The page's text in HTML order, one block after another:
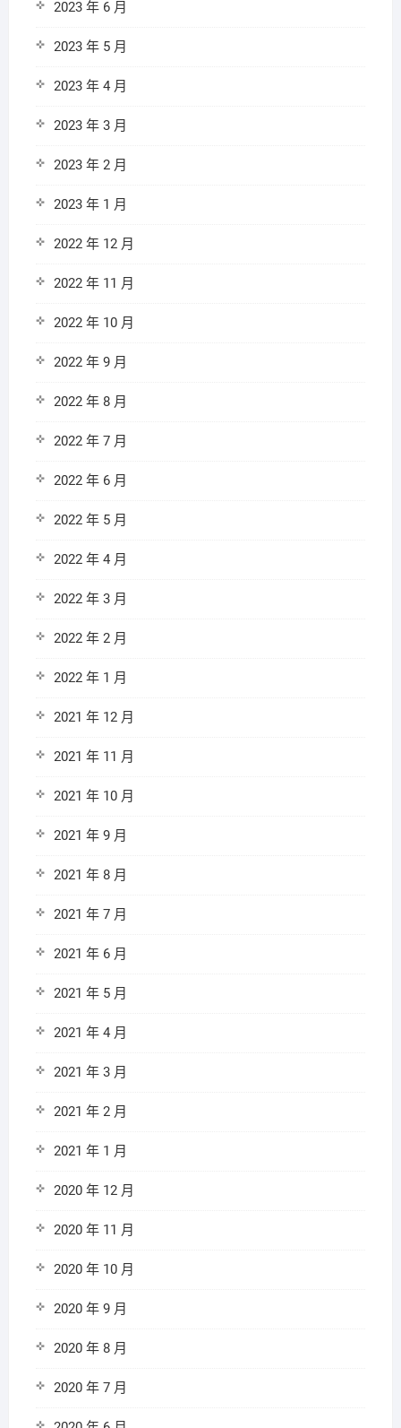
2023 年 6 月
2023 年 5 月
2023 年 4 月
2023 年 3 月
2023 年 2 月
2023 年 1 月
2022 年 12 月
2022 年 11 月
2022 年 10 月
2022 年 9 月
2022 年 8 月
2022 年 7 月
2022 年 6 月
2022 年 5 月
2022 年 4 月
2022 年 3 月
2022 年 2 月
2022 年 1 月
2021 年 12 月
2021 年 11 月
2021 年 10 月
2021 年 9 月
2021 年 8 月
2021 年 7 月
2021 年 6 月
2021 年 5 月
2021 年 4 月
2021 年 3 月
2021 年 2 月
2021 年 1 月
2020 年 12 月
2020 年 11 月
2020 年 10 月
2020 年 9 月
2020 年 8 月
2020 年 7 月